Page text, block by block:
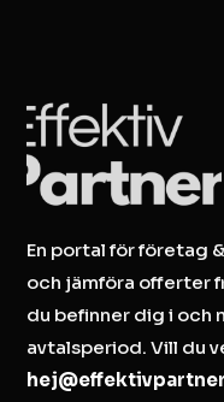
En portal för företag
och jämföra offerter
du befinner dig i
avtalsperiod. Vill du